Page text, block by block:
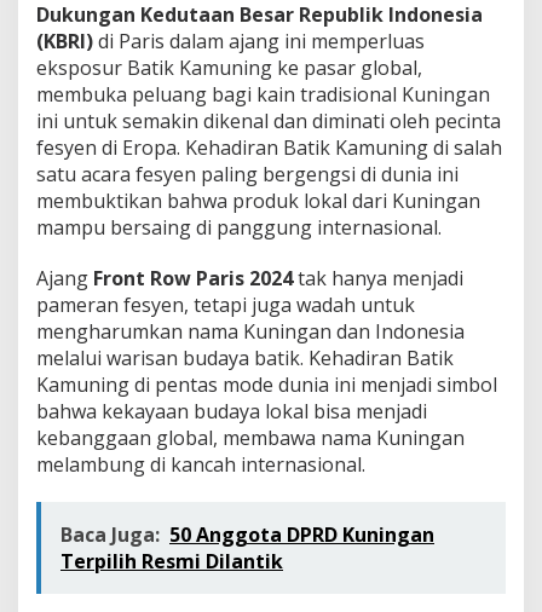
Dukungan Kedutaan Besar Republik Indonesia
(KBRI)di Paris dalam ajang ini memperluas
eksposur Batik Kamuning ke pasar global,
membuka peluang bagi kain tradisional Kuningan
ini untuk semakin dikenal dan diminati oleh pecinta
fesyen di Eropa. Kehadiran Batik Kamuning di salah
satu acara fesyen paling bergengsi di dunia ini
membuktikan bahwa produk lokal dari Kuningan
mampu bersaing di panggung internasional.
Ajang Front Row Paris 2024tak hanya menjadi
pameran fesyen, tetapi juga wadah untuk
mengharumkan nama Kuningan dan Indonesia
melalui warisan budaya batik. Kehadiran Batik
Kamuning di pentas mode dunia ini menjadi simbol
bahwa kekayaan budaya lokal bisa menjadi
kebanggaan global, membawa nama Kuningan
melambung di kancah internasional.
Baca Juga: 50 Anggota DPRD Kuningan
Terpilih Resmi Dilantik